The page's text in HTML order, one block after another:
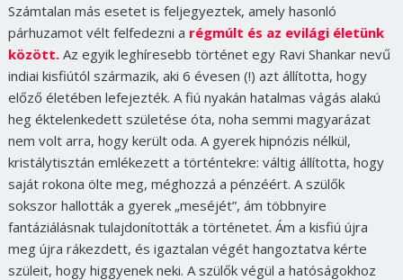
Számtalan más esetet is feljegyeztek, amely hasonló
párhuzamot vélt felfedezni a régmúlt és az evilági életünk
között.Az egyik leghíresebb történet egy Ravi Shankar nevű
indiai kisfiútól származik, aki 6 évesen (!) azt állította, hogy
előző életében lefejezték. A fiú nyakán hatalmas vágás alakú
heg éktelenkedett születése óta, noha semmi magyarázat
nem volt arra, hogy került oda. A gyerek hipnózis nélkül,
kristálytisztán emlékezett a történtekre: váltig állította, hogy
saját rokona ölte meg, méghozzá a pénzéért. A szülők
sokszor hallották a gyerek „meséjét”, ám többnyire
fantáziálásnak tulajdonították a történetet. Ám a kisfiú újra
meg újra rákezdett, és igaztalan végét hangoztatva kérte
szüleit, hogy higgyenek neki. A szülők végül a hatóságokhoz